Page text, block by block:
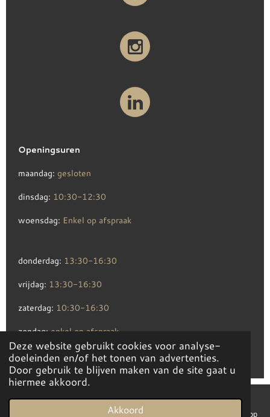
Deze website gebruikt cookies voor analyse-
doeleinden en/of het tonen van advertenties.
Door gebruik te blijven maken van de site gaat u
hiermee akkoord.
Akkoord
Openingsuren
maandag: gesloten
dinsdag: 10:30-12:30
woensdag: Enkel op afspraak
donderdag: 13:30-16:30
vrijdag: 13:30-16:30
zaterdag: 10:30-16:30
zondag: enkel op afspraak
© 2019 - 2026 debedstee.be
Telefoonnummer Kaart WhatsApp